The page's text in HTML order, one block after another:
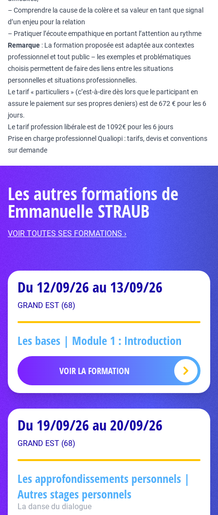
– Comprendre la cause de la colère et sa valeur en tant que signal
d’un enjeu pour la relation
– Pratiquer l’écoute empathique en portant l’attention au rythme
Remarque : La formation proposée est adaptée aux contextes
professionnel et tout public – les exemples et problématiques
choisis permettent de faire des liens entre les situations
personnelles et situations professionnelles.
Le tarif « particuliers » (c’est-à-dire dès lors que le participant en
assure le paiement sur ses propres deniers) est de 672 € pour les 6
jours.
Le tarif profession libérale est de 1092€ pour les 6 jours
Prise en charge professionnel Qualiopi : tarifs, devis et conventions
sur demande
Les autres formations de
Emmanuelle STRAUB
VOIR TOUTES SES FORMATIONS ›
Du 12/09/26 au 13/09/26
GRAND EST (68)
Les bases | Module 1 : Introduction
VOIR LA FORMATION
Du 19/09/26 au 20/09/26
GRAND EST (68)
Les approfondissements personnels |
Autres stages personnels
La danse du dialogue